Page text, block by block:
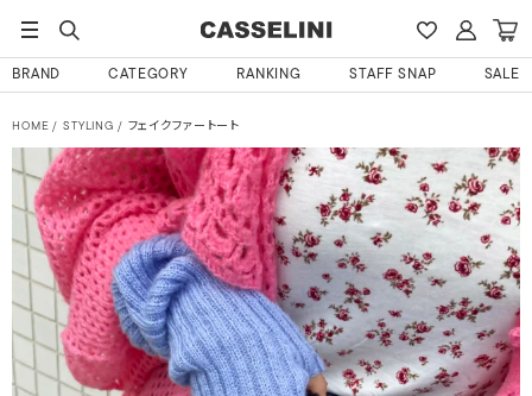
BRAND CATEGORY RANKING STAFF SNAP SALE
HOME STYLING フェイクファートート